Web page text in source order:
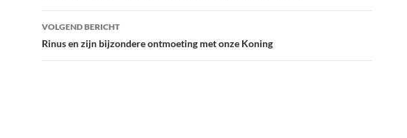
VOLGEND BERICHT
Rinus en zijn bijzondere ontmoeting met onze Koning